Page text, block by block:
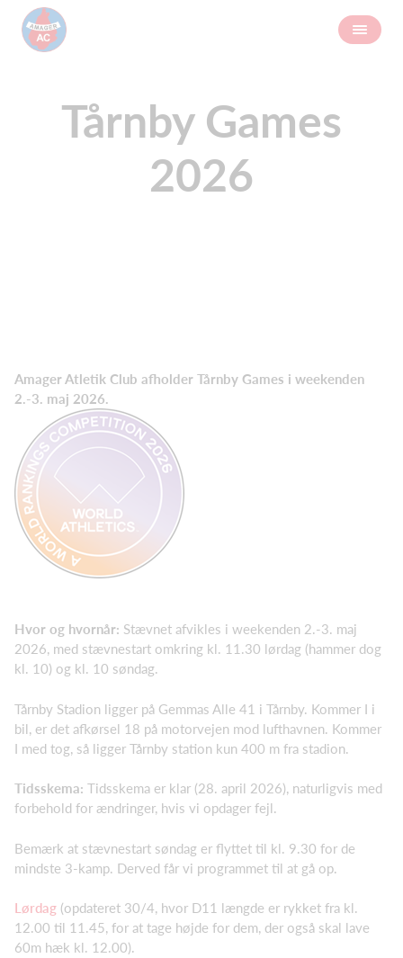
Tårnby Games
2026
Amager Atletik Club afholder Tårnby Games i weekenden
2.-3. maj 2026.
Hvor og hvornår: Stævnet afvikles i weekenden 2.-3. maj
2026, med stævnestart omkring kl. 11.30 lørdag (hammer dog
kl. 10) og kl. 10 søndag.
Tårnby Stadion ligger på Gemmas Alle 41 i Tårnby. Kommer I i
bil, er det afkørsel 18 på motorvejen mod lufthavnen. Kommer
I med tog, så ligger Tårnby station kun 400 m fra stadion.
Tidsskema: Tidsskema er klar (28. april 2026), naturligvis med
forbehold for ændringer, hvis vi opdager fejl.
Bemærk at stævnestart søndag er flyttet til kl. 9.30 for de
mindste 3-kamp. Derved får vi programmet til at gå op.
Lørdag (opdateret 30/4, hvor D11 længde er rykket fra kl.
12.00 til 11.45, for at tage højde for dem, der også skal lave
60m hæk kl. 12.00).